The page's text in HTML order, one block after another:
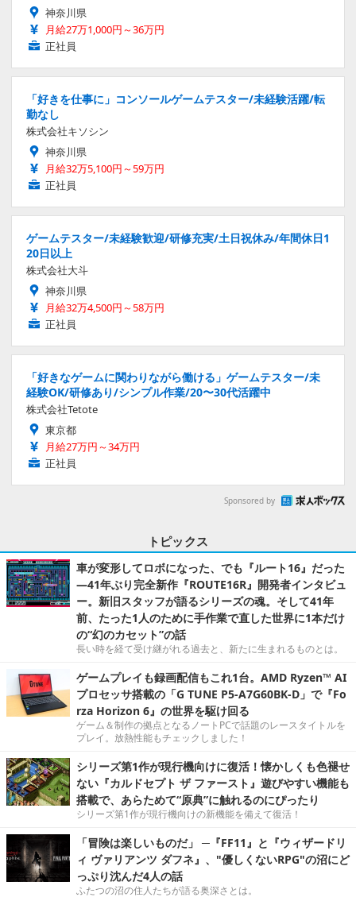
神奈川県
月給27万1,000円～36万円
正社員
「好きを仕事に」コンソールゲームテスター/未経験活躍/転
勤なし
株式会社キソシン
神奈川県
月給32万5,100円～59万円
正社員
ゲームテスター/未経験歓迎/研修充実/土日祝休み/年間休日1
20日以上
株式会社大斗
神奈川県
月給32万4,500円～58万円
正社員
「好きなゲームに関わりながら働ける」ゲームテスター/未
経験OK/研修あり/シンプル作業/20〜30代活躍中
株式会社Tetote
東京都
月給27万円～34万円
正社員
Sponsored by
トピックス
車が変形してロボになった、でも『ルート16』だった
―41年ぶり完全新作『ROUTE16R』開発者インタビュ
ー。新旧スタッフが語るシリーズの魂。そして41年
前、たった1人のために手作業で直した世界に1本だけ
の“幻のカセット”の話
長い時を経て受け継がれる過去と、新たに生まれるものとは。
ゲームプレイも録画配信もこれ1台。AMD Ryzen™ AI
プロセッサ搭載の「G TUNE P5-A7G60BK-D」で『Fo
rza Horizon 6』の世界を駆け回る
ゲーム＆制作の拠点となるノートPCで話題のレースタイトルを
プレイ。放熱性能もチェックしました！
シリーズ第1作が現行機向けに復活！懐かしくも色褪せ
ない『カルドセプト ザ ファースト』遊びやすい機能も
搭載で、あらためて“原典”に触れるのにぴったり
シリーズ第1作が現行機向けの新機能を備えて復活！
「冒険は楽しいものだ」 ─『FF11』と『ウィザードリ
ィ ヴァリアンツ ダフネ』、"優しくないRPG"の沼にど
っぷり沈んだ4人の話
ふたつの沼の住人たちが語る奥深さとは。